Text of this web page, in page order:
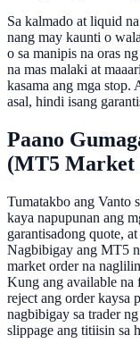
Sa kalmado at liquid
nang may kaunti o
o sa manipis na oras
na mas malaki at
kasama ang mga stop.
asal, hindi isang
Paano
(MT5 Market
Tumatakbo ang Vanto
kaya napupunan ang
garantisadong quote,
Nagbibigay ang MT5
market order na
Kung ang available na
reject ang order kaysa
nagbibigay sa trader
slippage ang titiisin sa